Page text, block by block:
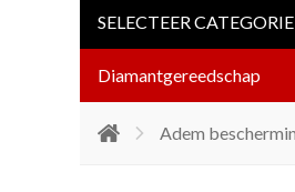
SELECTEER CATEGORIE
Diamantgereedschap
Adem